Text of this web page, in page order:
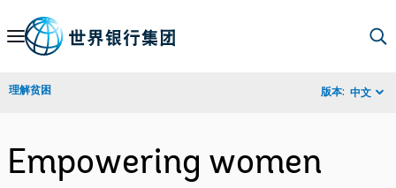
Skip
Navigation
理解贫困 版本: 中文
Empowering women